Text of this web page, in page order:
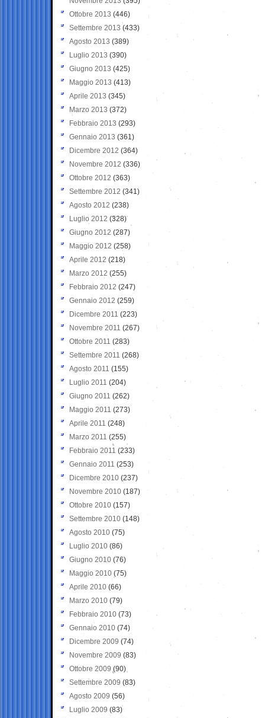
Ottobre 2013 (446)
Settembre 2013 (433)
Agosto 2013 (389)
Luglio 2013 (390)
Giugno 2013 (425)
Maggio 2013 (413)
Aprile 2013 (345)
Marzo 2013 (372)
Febbraio 2013 (293)
Gennaio 2013 (361)
Dicembre 2012 (364)
Novembre 2012 (336)
Ottobre 2012 (363)
Settembre 2012 (341)
Agosto 2012 (238)
Luglio 2012 (328)
Giugno 2012 (287)
Maggio 2012 (258)
Aprile 2012 (218)
Marzo 2012 (255)
Febbraio 2012 (247)
Gennaio 2012 (259)
Dicembre 2011 (223)
Novembre 2011 (267)
Ottobre 2011 (283)
Settembre 2011 (268)
Agosto 2011 (155)
Luglio 2011 (204)
Giugno 2011 (262)
Maggio 2011 (273)
Aprile 2011 (248)
Marzo 2011 (255)
Febbraio 2011 (233)
Gennaio 2011 (253)
Dicembre 2010 (237)
Novembre 2010 (187)
Ottobre 2010 (157)
Settembre 2010 (148)
Agosto 2010 (75)
Luglio 2010 (86)
Giugno 2010 (76)
Maggio 2010 (75)
Aprile 2010 (66)
Marzo 2010 (79)
Febbraio 2010 (73)
Gennaio 2010 (74)
Dicembre 2009 (74)
Novembre 2009 (83)
Ottobre 2009 (90)
Settembre 2009 (83)
Agosto 2009 (56)
Luglio 2009 (83)